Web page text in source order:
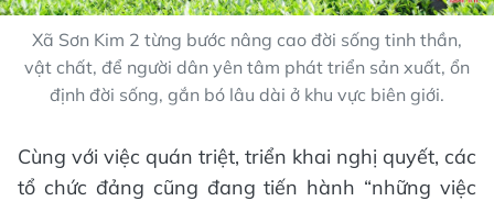
Xã Sơn Kim 2 từng bước nâng cao đời sống tinh thần,
vật chất, để người dân yên tâm phát triển sản xuất, ổn
định đời sống, gắn bó lâu dài ở khu vực biên giới.
Cùng với việc quán triệt, triển khai nghị quyết, các
tổ chức đảng cũng đang tiến hành “những việc